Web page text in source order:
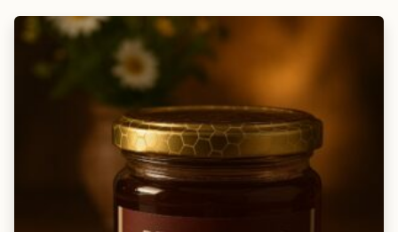
Herkomst Bloemenhoning
Onze bloemenhoning komt van lokale Nederlandse imkers,
die de honing met zorg produceren.
Omdat honing een puur natuurproduct is, kan de
kleur van de honing variëren ten opzichte van de foto.